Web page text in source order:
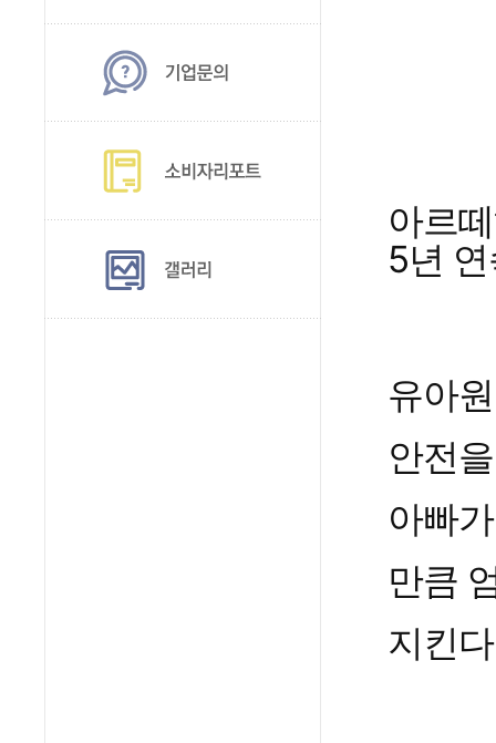
아르
5년
유아
안전
아빠
만큼
지킨